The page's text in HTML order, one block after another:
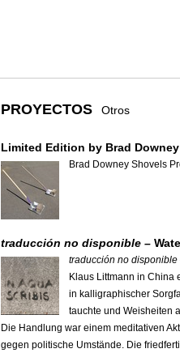
PROYECTOS Otros
Limited Edition by Brad Downey
Brad Downey Shovels
traducción no disponible –
traducción no disponible
Klaus Littmann in China
in kalligraphischer
tauchte und Weisheiten
Die Handlung war einem meditativen
gegen politische Umstände. Die